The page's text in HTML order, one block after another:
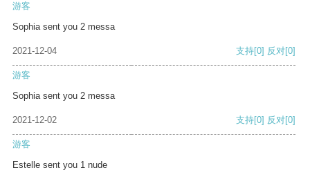
游客
Sophia sent you 2 messa
2021-12-04 支持[0] 反对[0]
游客
Sophia sent you 2 messa
2021-12-02 支持[0] 反对[0]
游客
Estelle sent you 1 nude